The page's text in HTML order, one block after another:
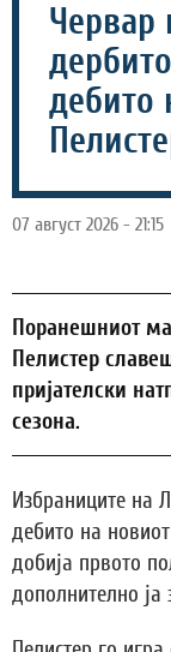
Червар
дебито
07 август 2026 - 21:15
Поранешниот
Пелистер
пријателски
сезона.
Избраниците на
дебито на
добија првото
дополнително ја